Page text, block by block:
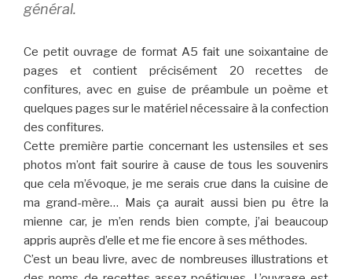
général.
Ce petit ouvrage de format A5 fait une soixantaine de
pages et contient précisément 20 recettes de
confitures, avec en guise de préambule un poème et
quelques pages sur le matériel nécessaire à la confection
des confitures.
Cette première partie concernant les ustensiles et ses
photos m’ont fait sourire à cause de tous les souvenirs
que cela m’évoque, je me serais crue dans la cuisine de
ma grand-mère… Mais ça aurait aussi bien pu être la
mienne car, je m’en rends bien compte, j’ai beaucoup
appris auprès d’elle et me fie encore à ses méthodes.
C’est un beau livre, avec de nombreuses illustrations et